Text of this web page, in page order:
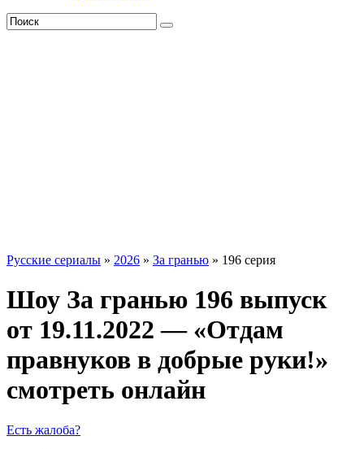
Русские сериалы » 2026 » За гранью » 196 серия
Шоу За гранью 196 выпуск
от 19.11.2022 — «Отдам
правнуков в добрые руки!»
смотреть онлайн
Есть жалоба?